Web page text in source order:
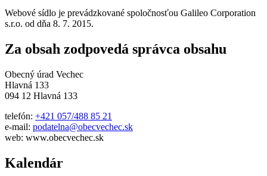
Webové sídlo je prevádzkované spoločnosťou Galileo Corporation
s.r.o. od dňa 8. 7. 2015.
Za obsah zodpovedá správca obsahu
Obecný úrad Vechec
Hlavná 133
094 12 Hlavná 133
telefón: +421 057/488 85 21
e-mail: podatelna@obecvechec.sk
web: www.obecvechec.sk
Kalendár